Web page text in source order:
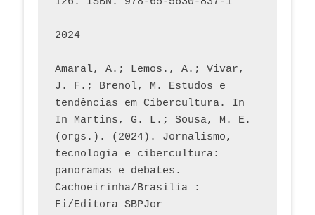
2024
Amaral, A.; Lemos., A.; Vivar,
J. F.; Brenol, M. Estudos e
tendências em Cibercultura. In
In Martins, G. L.; Sousa, M. E.
(orgs.). (2024). Jornalismo,
tecnologia e cibercultura:
panoramas e debates.
Cachoeirinha/Brasília :
Fi/Editora SBPJor